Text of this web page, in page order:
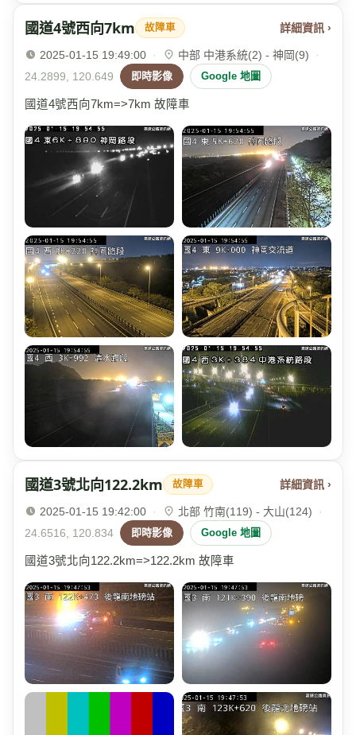
國道4號西向7km 故障車 詳細資訊 ›
2025-01-15 19:49:00 · 中部 中港系統(2) - 神岡(9)
·
24.2899, 120.649
即時影像 Google 地圖
國道4號西向7km=>7km 故障車
國道3號北向122.2km 故障車 詳細資訊 ›
2025-01-15 19:42:00 · 北部 竹南(119) - 大山(124)
·
24.6516, 120.834
即時影像 Google 地圖
國道3號北向122.2km=>122.2km 故障車